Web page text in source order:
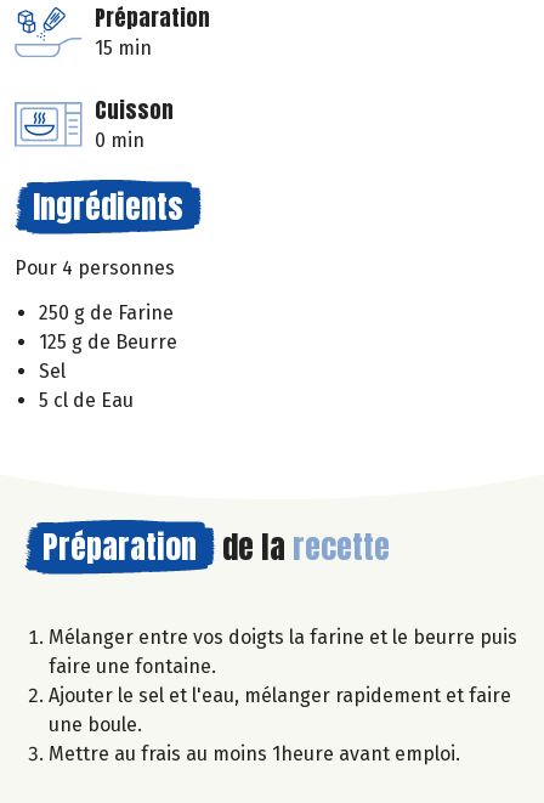
Préparation
15 min
Cuisson
0 min
Ingrédients
Pour 4 personnes
250 g de Farine
125 g de Beurre
Sel
5 cl de Eau
Préparation de la recette
Mélanger entre vos doigts la farine et le beurre puis
faire une fontaine.
Ajouter le sel et l'eau, mélanger rapidement et faire
une boule.
Mettre au frais au moins 1heure avant emploi.